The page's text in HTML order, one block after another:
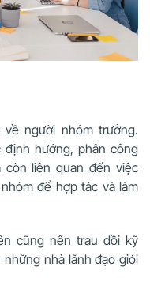
người nhóm trưởng.
định hướng, phân công
liên quan đến việc
để hợp tác và làm
cũng nên trau dồi kỹ
nhà lãnh đạo giỏi